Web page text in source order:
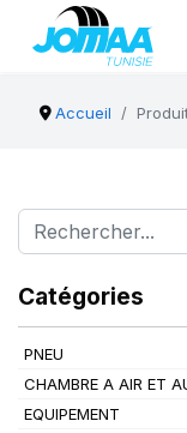
Accueil
Catégories
PNEU
CHAMBRE A AIR ET
EQUIPEMENT